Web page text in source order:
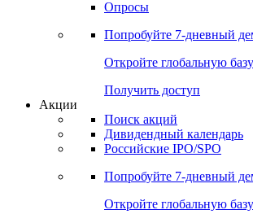
Опросы
Попробуйте 7-дневный
Откройте глобальную
Получить доступ
Акции
Поиск акций
Дивидендный календарь
Российские IPO/SPO
Попробуйте 7-дневный
Откройте глобальную